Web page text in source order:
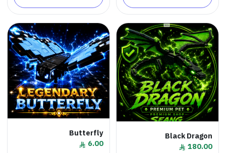
Black Dragon
180.00
Butterfly
6.00